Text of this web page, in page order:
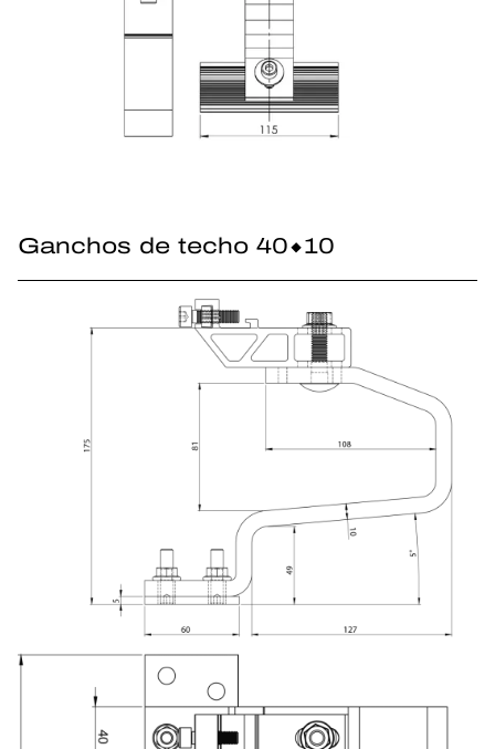
Ganchos de techo 40×10